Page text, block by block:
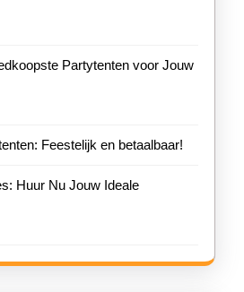
Partytenten voor Jouw
Feestelijk en betaalbaar!
Huur Nu Jouw Ideale